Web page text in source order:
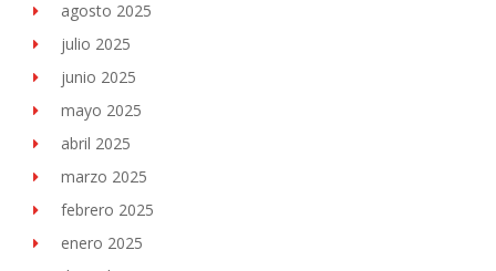
agosto 2025
julio 2025
junio 2025
mayo 2025
abril 2025
marzo 2025
febrero 2025
enero 2025